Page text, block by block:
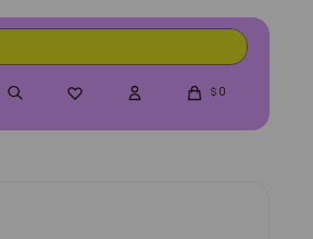
 $ 0